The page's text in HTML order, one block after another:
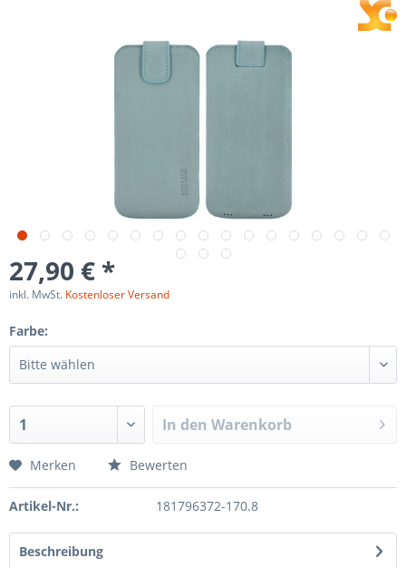
27,90 € *
inkl. MwSt. Kostenloser Versand
Farbe:
In den Warenkorb
Merken Bewerten
Artikel-Nr.: 181796372-170.8
Beschreibung